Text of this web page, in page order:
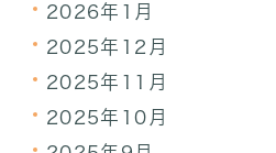
2026年1月
2025年12月
2025年11月
2025年10月